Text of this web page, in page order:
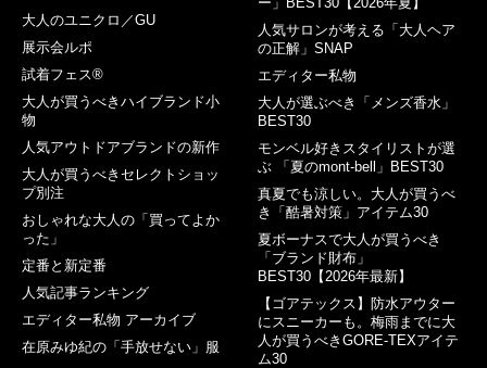
大人のユニクロ／GU
展示会ルポ
試着フェス®︎
大人が買うべきハイブランド小
物
人気アウトドアブランドの新作
大人が買うべきセレクトショッ
プ別注
おしゃれな大人の「買ってよか
った」
定番と新定番
人気記事ランキング
エディター私物 アーカイブ
在原みゆ紀の「手放せない」服
人気サロンが考える「大人ヘア
の正解」SNAP
エディター私物
大人が選ぶべき「メンズ香水」
BEST30
モンベル好きスタイリストが選
ぶ 「夏のmont-bell」BEST30
真夏でも涼しい。大人が買うべ
き「酷暑対策」アイテム30
夏ボーナスで大人が買うべき
「ブランド財布」
BEST30【2026年最新】
【ゴアテックス】防水アウター
にスニーカーも。梅雨までに大
人が買うべきGORE-TEXアイテ
ム30